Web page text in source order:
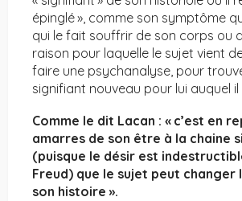
épinglé », comme son symptôme
qui le fait souffrir de son corps ou
raison pour laquelle le sujet vient
faire une psychanalyse, pour
signifiant nouveau pour lui auquel il
Comme le dit Lacan : « c’est en
amarres de son être à la chaine
(puisque le désir est
Freud) que le sujet peut changer
son histoire ».